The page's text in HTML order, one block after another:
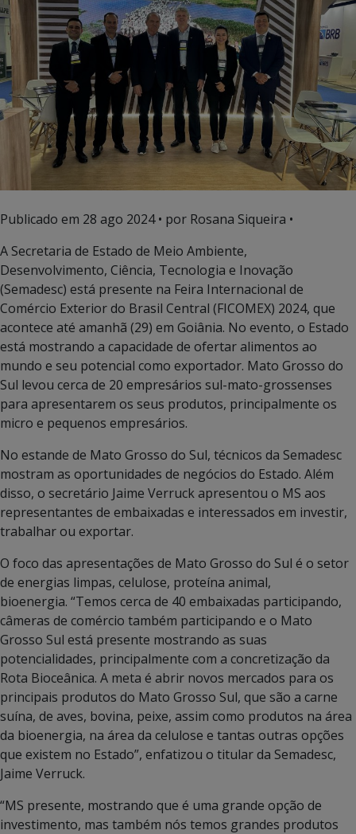
Publicado em 28 ago 2024• por Rosana Siqueira •
A Secretaria de Estado de Meio Ambiente,
Desenvolvimento, Ciência, Tecnologia e Inovação
(Semadesc) está presente na Feira Internacional de
Comércio Exterior do Brasil Central (FICOMEX) 2024, que
acontece até amanhã (29) em Goiânia. No evento, o Estado
está mostrando a capacidade de ofertar alimentos ao
mundo e seu potencial como exportador. Mato Grosso do
Sul levou cerca de 20 empresários sul-mato-grossenses
para apresentarem os seus produtos, principalmente os
micro e pequenos empresários.
No estande de Mato Grosso do Sul, técnicos da Semadesc
mostram as oportunidades de negócios do Estado. Além
disso, o secretário Jaime Verruck apresentou o MS aos
representantes de embaixadas e interessados em investir,
trabalhar ou exportar.
O foco das apresentações de Mato Grosso do Sul é o setor
de energias limpas, celulose, proteína animal,
bioenergia. “Temos cerca de 40 embaixadas participando,
câmeras de comércio também participando e o Mato
Grosso Sul está presente mostrando as suas
potencialidades, principalmente com a concretização da
Rota Bioceânica. A meta é abrir novos mercados para os
principais produtos do Mato Grosso Sul, que são a carne
suína, de aves, bovina, peixe, assim como produtos na área
da bioenergia, na área da celulose e tantas outras opções
que existem no Estado”, enfatizou o titular da Semadesc,
Jaime Verruck.
“MS presente, mostrando que é uma grande opção de
investimento, mas também nós temos grandes produtos